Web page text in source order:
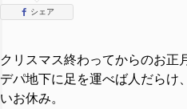
シェア
クリスマス終わってからのお正
デパ地下に足を運べば人だらけ
いお休み。